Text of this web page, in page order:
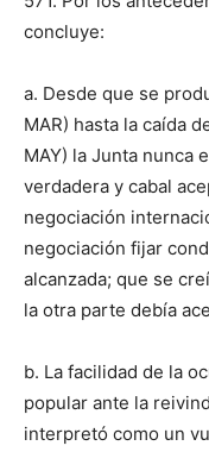
concluye:
a. Desde que se
MAR) hasta la caída
MAY) la Junta nunca
verdadera y cabal
negociación
negociación fijar
alcanzada; que se
la otra parte debía
b. La facilidad de la
popular ante la
interpretó como un